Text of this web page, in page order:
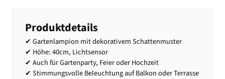
Produktdetails
✔ Gartenlampion mit dekorativem Schattenmuster
✔ Höhe: 40cm, Lichtsensor
✔ Auch für Gartenparty, Feier oder Hochzeit
✔ Stimmungsvolle Beleuchtung auf Balkon oder Terrasse